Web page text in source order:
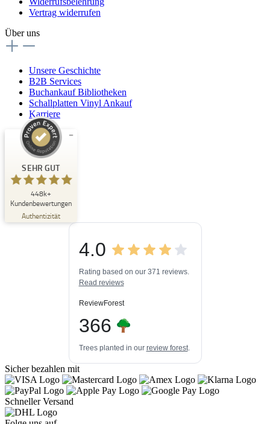
Vertrag widerrufen
Über uns
Unsere Geschichte
B2B Services
Buchankauf Bibliotheken
Schallplatten Vinyl Ankauf
Karriere
SEHR GUT
448k+
Kundenbewertungen
Authentizität
Kundenbewertungen und Erfahrungen zu
SEHR GUT
4,84
/
5,00
3
ProvenExpert.com
Blick aufs ProvenExpert-Profil werfen
06.08.2026
4.0
Rating based on our 371 reviews.
Read reviews
ReviewForest
366
Trees planted in our review forest.
Sicher bezahlen mit
Schneller Versand